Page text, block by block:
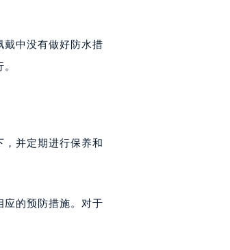
戴中没有做好防水措
并定期进行保养和
应的预防措施。对于